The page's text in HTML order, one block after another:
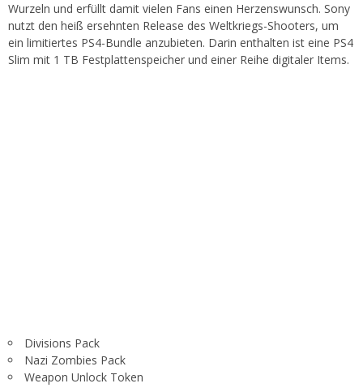
Wurzeln und erfüllt damit vielen Fans einen Herzenswunsch. Sony
nutzt den heiß ersehnten Release des Weltkriegs-Shooters, um
ein limitiertes PS4-Bundle anzubieten. Darin enthalten ist eine PS4
Slim mit 1 TB Festplattenspeicher und einer Reihe digitaler Items.
Divisions Pack
Nazi Zombies Pack
Weapon Unlock Token